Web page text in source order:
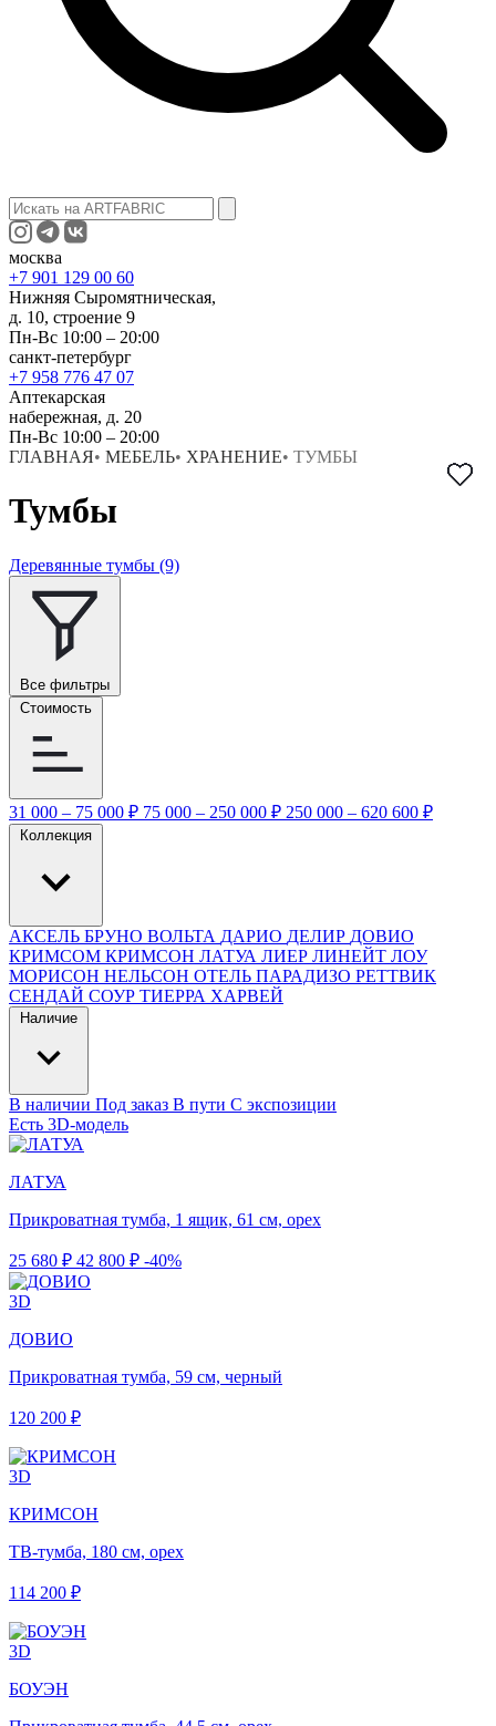
москва
+7 901 129 00 60
Нижняя Сыромятническая,
д. 10, строение 9
Пн-Вс 10:00 – 20:00
санкт-петербург
+7 958 776 47 07
Аптекарская
набережная, д. 20
Пн-Вс 10:00 – 20:00
ГЛАВНАЯ• МЕБЕЛЬ• ХРАНЕНИЕ• ТУМБЫ
Тумбы
Деревянные тумбы (9)
Все фильтры
Стоимость
31 000 – 75 000 ₽ 75 000 – 250 000 ₽ 250 000 – 620 600 ₽
Коллекция
АКСЕЛЬ БРУНО ВОЛЬТА ДАРИО ДЕЛИР ДОВИО
КРИМСОМ КРИМСОН ЛАТУА ЛИЕР ЛИНЕЙТ ЛОУ
МОРИСОН НЕЛЬСОН ОТЕЛЬ ПАРАДИЗО РЕТТВИК
СЕНДАЙ СОУР ТИЕРРА ХАРВЕЙ
Наличие
В наличии Под заказ В пути С экспозиции
Есть 3D-модель
ЛАТУА
Прикроватная тумба, 1 ящик, 61 см, орех
25 680 ₽ 42 800 ₽ -40%
3D
ДОВИО
Прикроватная тумба, 59 см, черный
120 200 ₽
3D
КРИМСОН
ТВ-тумба, 180 см, орех
114 200 ₽
3D
БОУЭН